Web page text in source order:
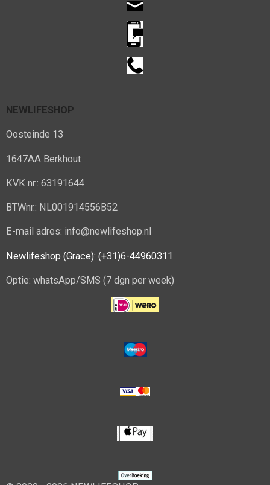
NEWLIFESHOP
Oosteinde 13
1647AA Berkhout
KVK nr.: 63191644
BTWnr.: NL001914556B52
E-mail adres: info@newlifeshop.nl
Newlifeshop (Grace): (+31)6-44960311
Optie: whatsApp/SMS (7 dgn per week)